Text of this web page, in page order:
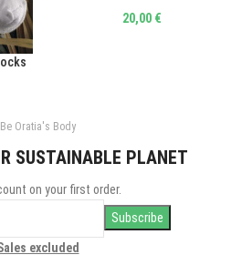
20,00 €
Be Oratia's Body
SUSTAINABLE PLANET
on your first order.
excluded